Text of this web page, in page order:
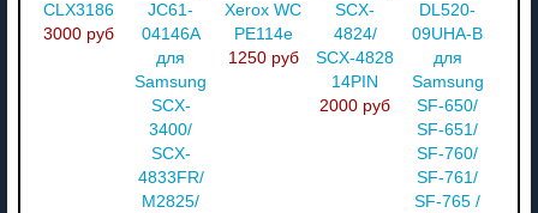
CLX3186
3000 руб
JC61-
04146A
для
Samsung
SCX-
3400/
SCX-
4833FR/
M2825/
Xerox WC
РE114e
1250 руб
SCX-
4824/
SCX-4828
14PIN
2000 руб
DL520-
09UHA-B
для
Samsung
SF-650/
SF-651/
SF-760/
SF-761/
SF-765 /